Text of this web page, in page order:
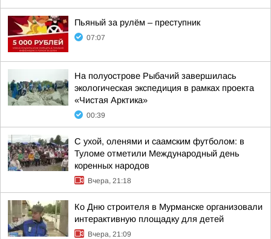
Пьяный за рулём – преступник
07:07
На полуострове Рыбачий завершилась
экологическая экспедиция в рамках проекта
«Чистая Арктика»
00:39
С ухой, оленями и саамским футболом: в
Туломе отметили Международный день
коренных народов
Вчера, 21:18
Ко Дню строителя в Мурманске организовали
интерактивную площадку для детей
Вчера, 21:09